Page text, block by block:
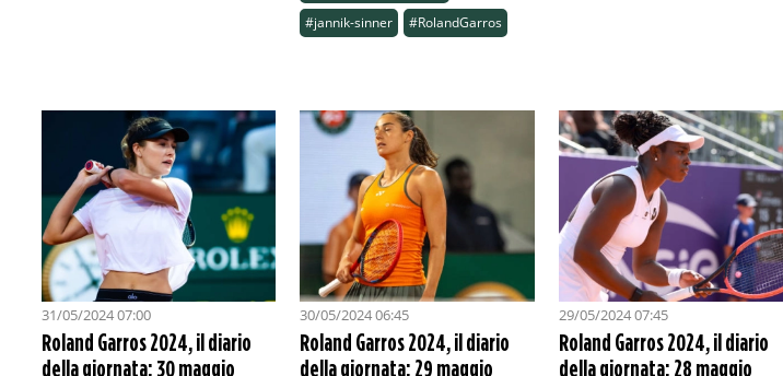
#jannik-sinner
#RolandGarros
31/05/2024 07:00
Roland Garros 2024, il diario
della giornata: 30 maggio
30/05/2024 06:45
Roland Garros 2024, il diario
della giornata: 29 maggio
29/05/2024 07:45
Roland Garros 2024, il diario
della giornata: 28 maggio